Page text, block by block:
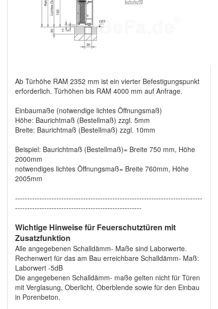
Ab Türhöhe RAM 2352 mm ist ein vierter Befestigungspunkt
erforderlich. Türhöhen bis RAM 4000 mm auf Anfrage.
Einbaumaße (notwendige lichtes Öffnungsmaß)
Höhe: Baurichtmaß (Bestellmaß) zzgl. 5mm
Breite: Baurichtmaß (Bestellmaß) zzgl. 10mm
Beispiel: Baurichtmaß (Bestellmaß)= Breite 750 mm, Höhe
2000mm
notwendiges lichtes Öffnungsmaß= Breite 760mm, Höhe
2005mm
-----------------------------------------------------------------------------
----------------------------------------------------
Wichtige Hinweise für Feuerschutztüren mit
Zusatzfunktion
Alle angegebenen Schalldämm- Maße sind Laborwerte.
Rechenwert für das am Bau erreichbare Schalldämm- Maß:
Laborwert -5dB
Die angegebenen Schalldämm- maße gelten nicht für Türen
mit Verglasung, Oberlicht, Oberblende sowie für den Einbau
in Porenbeton.